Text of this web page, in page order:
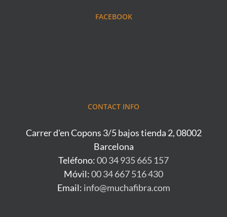
FACEBOOK
CONTACT INFO
Carrer d'en Copons 3/5 bajos tienda 2, 08002
Barcelona
Teléfono:00 34 935 665 157
Móvil:00 34 667 516 430
Email: info@muchafibra.com